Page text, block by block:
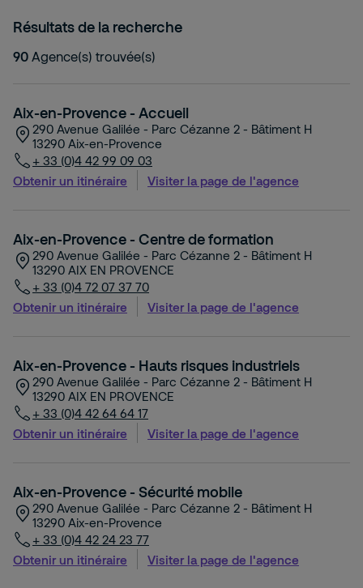
code
ou
Résultats de la recherche
90 Agence(s) trouvée(s)
Aix-en-Provence - Accueil
290 Avenue Galilée - Parc Cézanne 2 - Bâtiment H
13290 Aix-en-Provence
+ 33 (0)4 42 99 09 03
Obtenir un itinéraire
Visiter la page de l'agence
Aix-en-Provence - Centre de formation
290 Avenue Galilée - Parc Cézanne 2 - Bâtiment H
13290 AIX EN PROVENCE
+ 33 (0)4 72 07 37 70
Obtenir un itinéraire
Visiter la page de l'agence
Aix-en-Provence - Hauts risques industriels
290 Avenue Galilée - Parc Cézanne 2 - Bâtiment H
13290 AIX EN PROVENCE
+ 33 (0)4 42 64 64 17
Obtenir un itinéraire
Visiter la page de l'agence
Aix-en-Provence - Sécurité mobile
290 Avenue Galilée - Parc Cézanne 2 - Bâtiment H
13290 Aix-en-Provence
+ 33 (0)4 42 24 23 77
Obtenir un itinéraire
Visiter la page de l'agence